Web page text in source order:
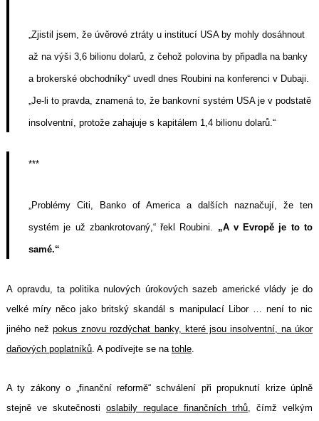
„Zjistil jsem, že úvěrové ztráty u institucí USA by mohly dosáhnout
až na výši 3,6 bilionu dolarů, z čehož polovina by připadla na banky
a brokerské obchodníky“ uvedl dnes Roubini na konferenci v Dubaji.
„Je-li to pravda, znamená to, že bankovní systém USA je v podstatě
insolventní, protože zahajuje s kapitálem 1,4 bilionu dolarů.“
***
„Problémy Citi, Banko of America a dalších naznačují, že ten
systém je už zbankrotovaný,“ řekl Roubini. „A v Evropě je to to
samé.“
A opravdu, ta politika nulových úrokových sazeb americké vlády je do
velké míry něco jako britský skandál s manipulací Libor … není to nic
jiného nežpokus znovu rozdýchat banky, které jsou insolventní, na úkor
daňových poplatníků. A podívejte se na tohle.
A ty zákony o „finanční reformě“ schválení při propuknutí krize úplně
stejně ve skutečnosti oslabily regulace finančních trhů, čímž velkým